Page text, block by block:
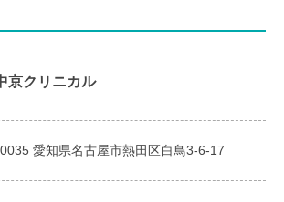
クリニカル
愛知県名古屋市熱田区白鳥3-6-17